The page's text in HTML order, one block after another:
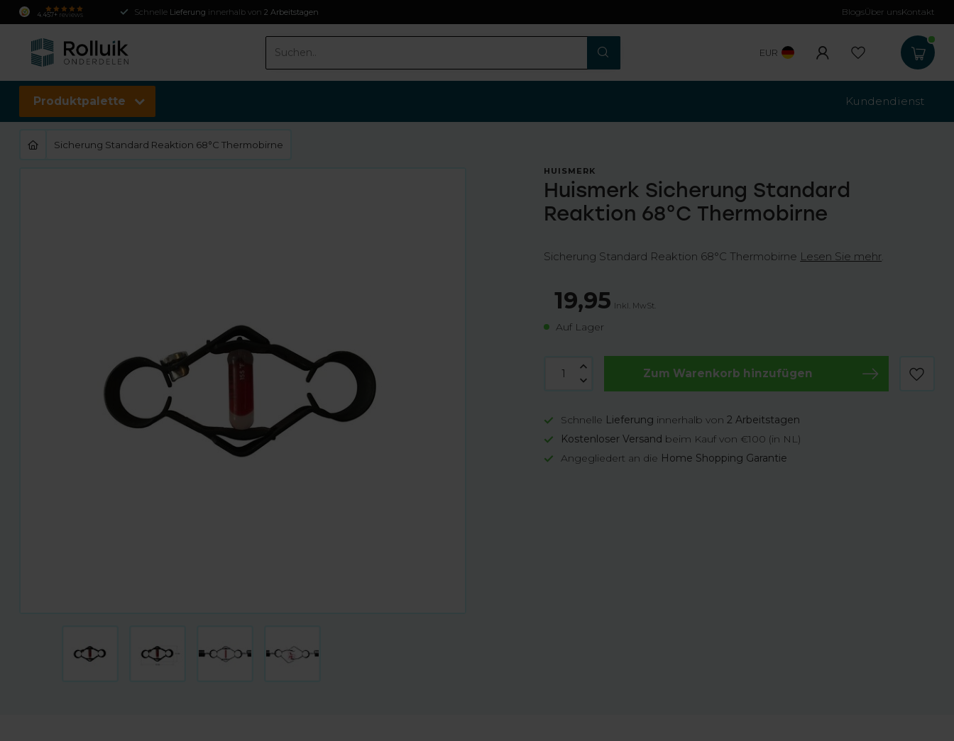
4.457+ reviews Schnelle Lieferung innerhalb von 2 Arbeitstagen Kostenloser
BlogsÜber unsKontakt
EUR
Produktpalette Kundendienst
Sicherung Standard Reaktion 68°C Thermobirne
HUISMERK
Huismerk Sicherung Standard
Reaktion 68°C Thermobirne
Sicherung Standard Reaktion 68°C Thermobirne Lesen Sie mehr.
19,95 Inkl. MwSt.
Auf Lager
Zum Warenkorb hinzufügen
Schnelle Lieferung innerhalb von2 Arbeitstagen
Kostenloser Versand beim Kauf von €100 (in NL)
Angegliedert an die Home Shopping Garantie